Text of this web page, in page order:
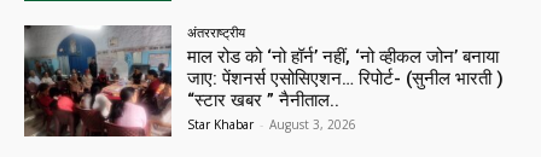
अंतरराष्ट्रीय
माल रोड को ‘नो हॉर्न’ नहीं, ‘नो व्हीकल जोन’ बनाया
जाए: पेंशनर्स एसोसिएशन… रिपोर्ट- (सुनील भारती )
“स्टार खबर ” नैनीताल..
Star Khabar - August 3, 2026